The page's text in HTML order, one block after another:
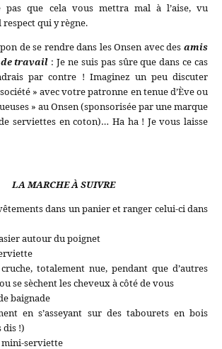
pas que cela vous mettra mal à l’aise, vu
respect qui y règne.
de se rendre dans les Onsen avec des amis
de travail : Je ne suis pas sûre que dans ce cas
par contre ! Imaginez un peu discuter
» avec votre patronne en tenue d’Ève ou
» au Onsen (sponsorisée par une marque
serviettes en coton)… Ha ha ! Je vous laisse
LA MARCHE À SUIVRE
dans un panier et ranger celui-ci dans
autour du poignet
totalement nue, pendant que d’autres
se sèchent les cheveux à côté de vous
baignade
en s’asseyant sur des tabourets en bois
dis !)
mini-serviette